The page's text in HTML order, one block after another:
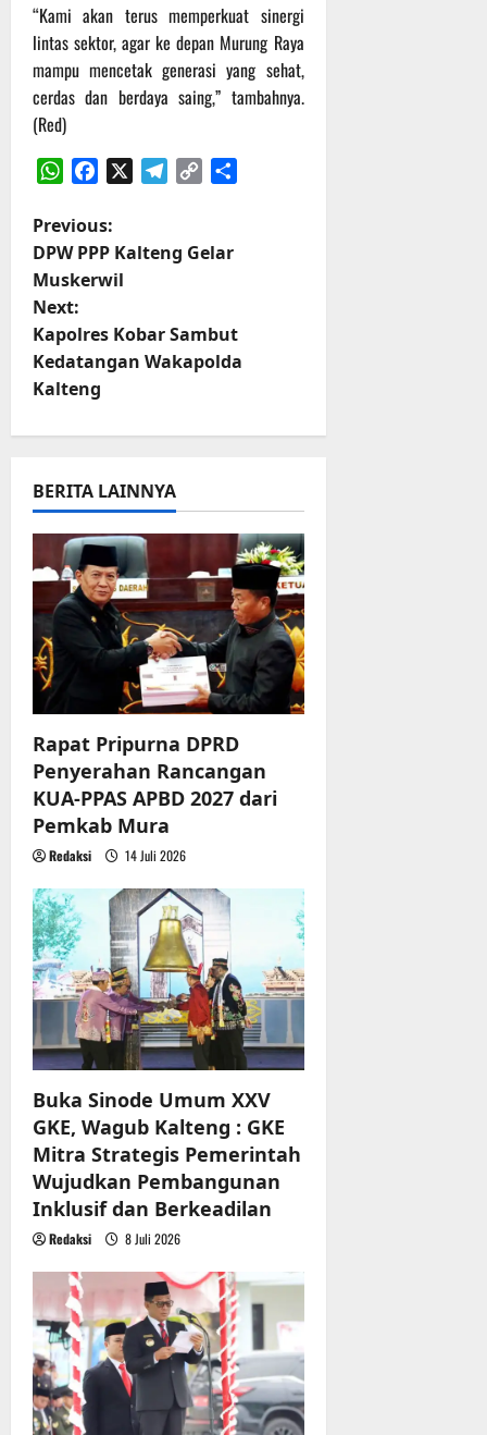
“Kami akan terus memperkuat sinergi
lintas sektor, agar ke depan Murung Raya
mampu mencetak generasi yang sehat,
cerdas dan berdaya saing,” tambahnya.
(Red)
P
o
s
t
v
i
g
a
t
i
o
n
Previous:
DPW PPP Kalteng Gelar
Muskerwil
Next:
Kapolres Kobar Sambut
Kedatangan Wakapolda
Kalteng
BERITA LAINNYA
Rapat Pripurna DPRD
Penyerahan Rancangan
KUA-PPAS APBD 2027 dari
Pemkab Mura
Redaksi 14 Juli 2026
Buka Sinode Umum XXV
GKE, Wagub Kalteng : GKE
Mitra Strategis Pemerintah
Wujudkan Pembangunan
Inklusif dan Berkeadilan
Redaksi 8 Juli 2026